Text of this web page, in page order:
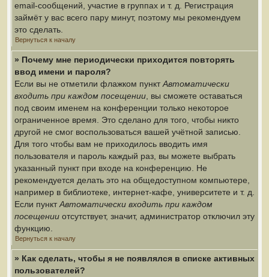
email-сообщений, участие в группах и т. д. Регистрация
займёт у вас всего пару минут, поэтому мы рекомендуем
это сделать.
Вернуться к началу
» Почему мне периодически приходится повторять
ввод имени и пароля?
Если вы не отметили флажком пунктАвтоматически
входить при каждом посещении , вы сможете оставаться
под своим именем на конференции только некоторое
ограниченное время. Это сделано для того, чтобы никто
другой не смог воспользоваться вашей учётной записью.
Для того чтобы вам не приходилось вводить имя
пользователя и пароль каждый раз, вы можете выбрать
указанный пункт при входе на конференцию. Не
рекомендуется делать это на общедоступном компьютере,
например в библиотеке, интернет-кафе, университете и т. д.
Если пунктАвтоматически входить при каждом
посещении отсутствует, значит, администратор отключил эту
функцию.
Вернуться к началу
» Как сделать, чтобы я не появлялся в списке активных
пользователей?